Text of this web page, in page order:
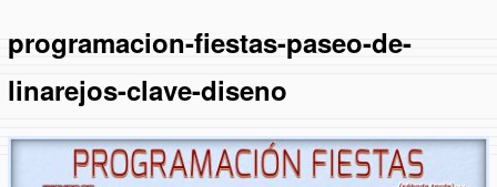
programacion-fiestas-paseo-de-
linarejos-clave-diseno